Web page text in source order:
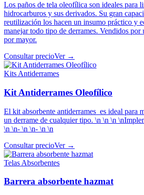
Los paños de tela oleofílica son ideales para
hidrocarburos y sus derivados. Su gran
reutilización los hacen un insumo práctico y
manejar todo tipo de derrames. Vendidos por
por mayor.
Consultar precioVer →
Kits Antiderrames
Kit Antiderrames Oleofílico
El kit absorbente antiderrames es ideal para
un derrame de cualquier tipo. \n \n \n
\n \n- \n \n- \n \n
Consultar precioVer →
Telas Absorbentes
Barrera absorbente hazmat